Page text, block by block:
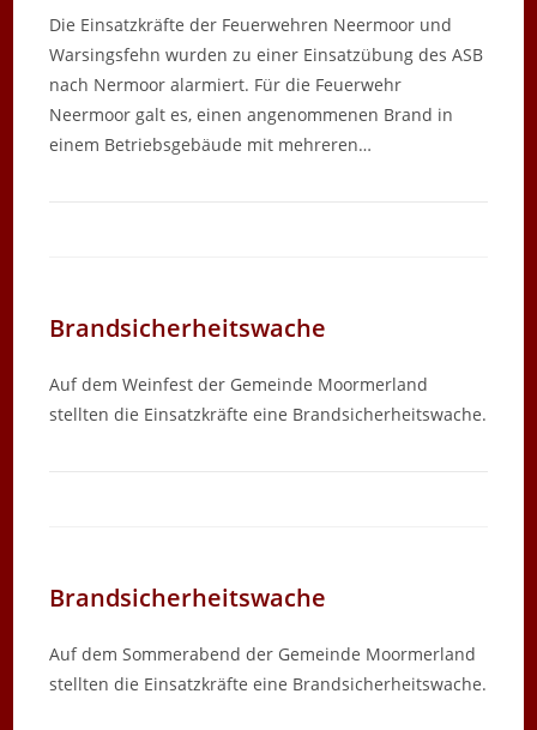
Die Einsatzkräfte der Feuerwehren Neermoor und
Warsingsfehn wurden zu einer Einsatzübung des ASB
nach Nermoor alarmiert. Für die Feuerwehr
Neermoor galt es, einen angenommenen Brand in
einem Betriebsgebäude mit mehreren…
Brandsicherheitswache
Auf dem Weinfest der Gemeinde Moormerland
stellten die Einsatzkräfte eine Brandsicherheitswache.
Brandsicherheitswache
Auf dem Sommerabend der Gemeinde Moormerland
stellten die Einsatzkräfte eine Brandsicherheitswache.